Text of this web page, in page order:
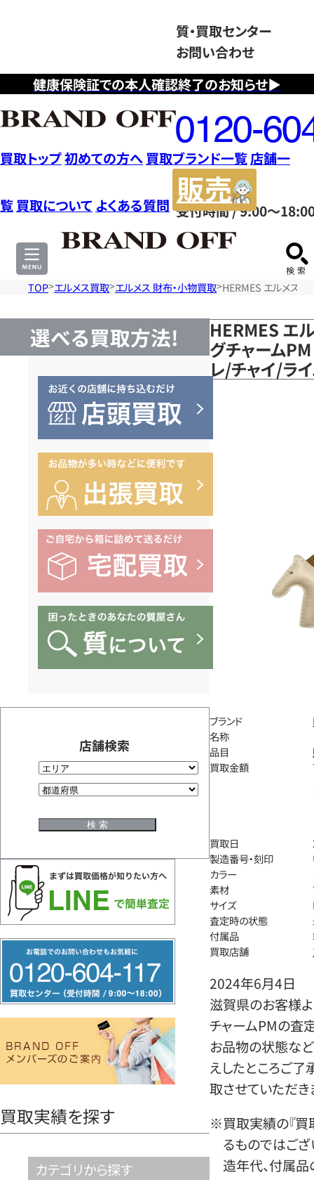
健康保険証での本人確認終了のお知らせ▶
質・買取センター
お問い合わせ
フ
リ
ー
ダ
イ
ヤ
ル
0120604117
受付時間 / 9:00～
買取トップ初めての方へ 買取ブランド一覧店舗一
覧 買取について よくある質問
サ
TOP エルメス買取 エルメス 財布・小物買取 HERMES エルメス
選べる買取方法!
店舗検索
リ
ー
ヤ
買取実績を探す
カテゴリから探す
HERMES エ
グチャーム
レ/チャイ/ラ
ブランド
名称
品目
買取金額
買取日
製造番号・刻印
カラー
素材
サイズ
査定時の状態
付属品
買取店舗
2024年6月4日
滋賀県のお客様
チャームPMの査
お品物の状態など
えしたところご
取させていただき
※買取実績の『買
るものではござ
造年代、付属品